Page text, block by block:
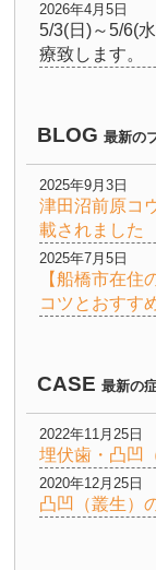
2026年4月5日
5/3(日)～5/6(
療致します。
BLOG 最新の
2025年9月3日
津田沼前原コ
載されました
2025年7月5日
【船橋市在
コツとおすす
CASE 最新の
2022年11月25日
埋伏歯・凸凹
2020年12月25日
凸凹（叢生）